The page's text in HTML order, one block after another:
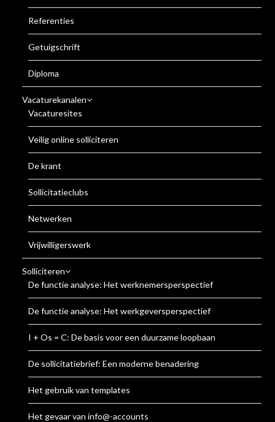
Referenties
Getuigschrift
Diploma
Vacaturekanalen
Vacaturesites
Veilig online solliciteren
De krant
Sollicitatieclubs
Netwerken
Vrijwilligerswerk
Solliciteren
De functie analyse: Het werknemersperspectief
De functie analyse: Het werkgeversperspectief
I + Os = C: De basis voor een duurzame loopbaan
De sollicitatiebrief: Een moderne benadering
Het gebruik van templates
Het gevaar van info@-accounts